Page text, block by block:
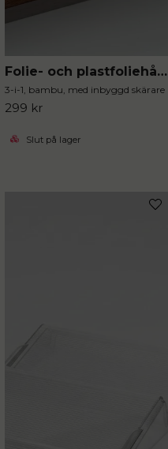
Folie- och plastfoliehållare valnötsfärgad
3-i-1, bambu, med inbyggd skärare
299 kr
Slut på lager